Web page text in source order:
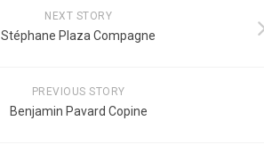
NEXT STORY
Stéphane Plaza Compagne
PREVIOUS STORY
Benjamin Pavard Copine